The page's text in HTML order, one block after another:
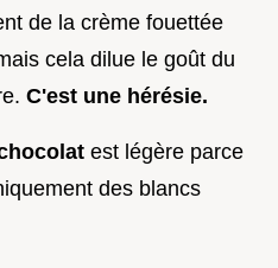
de la crème fouettée
cela dilue le goût du
C'est une hérésie.
est légère parce
des blancs